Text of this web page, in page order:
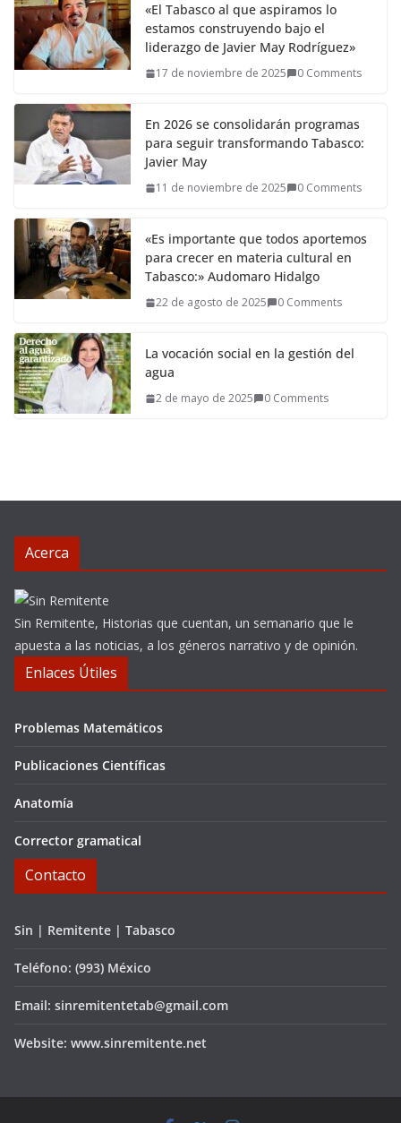
«El Tabasco al que aspiramos lo
estamos construyendo bajo el
liderazgo de Javier May Rodríguez»
17 de noviembre de 2025 0 Comments
En 2026 se consolidarán programas
para seguir transformando Tabasco:
Javier May
11 de noviembre de 2025 0 Comments
«Es importante que todos aportemos
para crecer en materia cultural en
Tabasco:» Audomaro Hidalgo
22 de agosto de 2025 0 Comments
La vocación social en la gestión del
agua
2 de mayo de 2025 0 Comments
Acerca
Sin Remitente, Historias que cuentan, un semanario que le
apuesta a las noticias, a los géneros narrativo y de opinión.
Enlaces Útiles
Problemas Matemáticos
Publicaciones Científicas
Anatomía
Corrector gramatical
Contacto
Sin | Remitente | Tabasco
Teléfono: (993) México
Email: sinremitentetab@gmail.com
Website: www.sinremitente.net